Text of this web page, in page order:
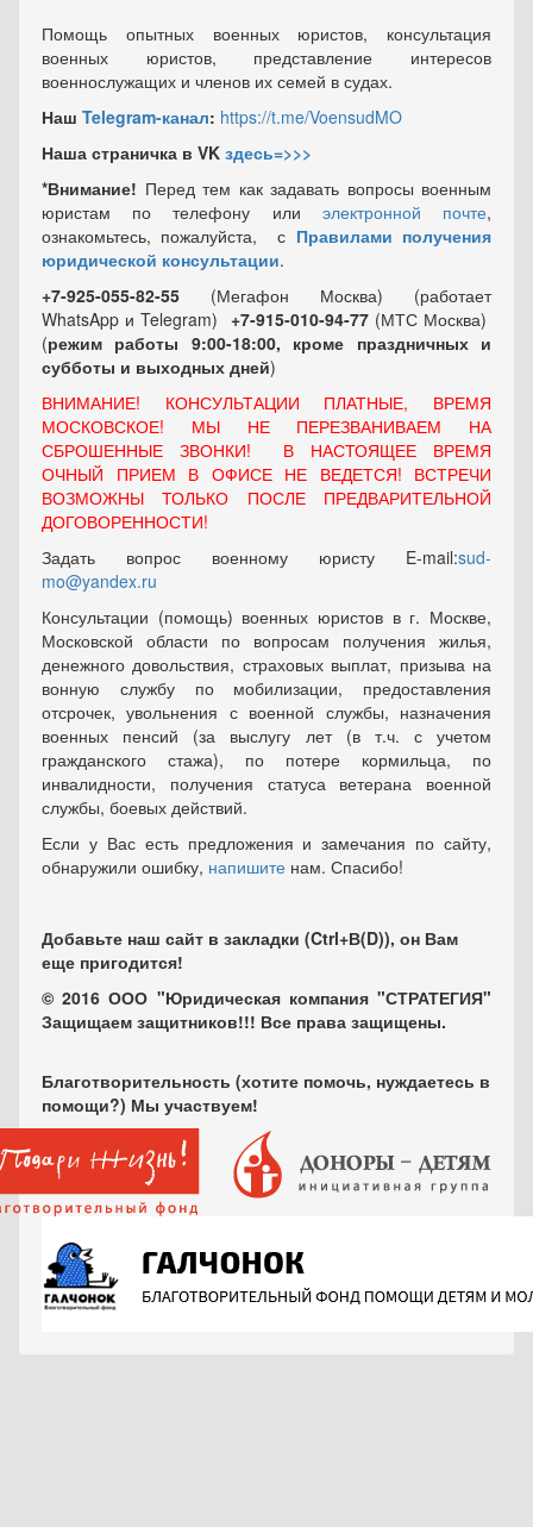
Помощь опытных военных юристов, консультация
военных юристов, представление интересов
военнослужащих и членов их семей в судах.
Наш Telegram-канал: https://t.me/VoensudMO
Наша страничка в VK здесь=>>>
*Внимание! Перед тем как задавать вопросы военным
юристам по телефону или электронной почте,
ознакомьтесь, пожалуйста, с Правилами получения
юридической консультации.
+7-925-055-82-55 (Мегафон Москва) (работает
WhatsApp и Telegram) +7-915-010-94-77 (МТС Москва)
(режим работы 9:00-18:00, кроме праздничных и
субботы и выходных дней)
ВНИМАНИЕ! КОНСУЛЬТАЦИИ ПЛАТНЫЕ, ВРЕМЯ
МОСКОВСКОЕ! МЫ НЕ ПЕРЕЗВАНИВАЕМ НА
СБРОШЕННЫЕ ЗВОНКИ! В НАСТОЯЩЕЕ ВРЕМЯ
ОЧНЫЙ ПРИЕМ В ОФИСЕ НЕ ВЕДЕТСЯ! ВСТРЕЧИ
ВОЗМОЖНЫ ТОЛЬКО ПОСЛЕ ПРЕДВАРИТЕЛЬНОЙ
ДОГОВОРЕННОСТИ!
Задать вопрос военному юристу E-mail:sud-
mo@yandex.ru
Консультации (помощь) военных юристов в г. Москве,
Московской области по вопросам получения жилья,
денежного довольствия, страховых выплат, призыва на
вонную службу по мобилизации, предоставления
отсрочек, увольнения с военной службы, назначения
военных пенсий (за выслугу лет (в т.ч. с учетом
гражданского стажа), по потере кормильца, по
инвалидности, получения статуса ветерана военной
службы, боевых действий.
Если у Вас есть предложения и замечания по сайту,
обнаружили ошибку, напишите нам. Спасибо!
Добавьте наш сайт в закладки (Ctrl+В(D)), он Вам
еще пригодится!
© 2016 ООО "Юридическая компания "СТРАТЕГИЯ"
Защищаем защитников!!! Все права защищены.
Благотворительность (хотите помочь, нуждаетесь в
помощи?) Мы участвуем!